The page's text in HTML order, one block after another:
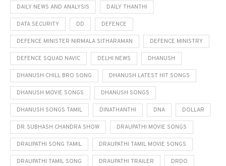
DAILY NEWS AND ANALYSIS DAILY THANTHI
DATA SECURITY DD DEFENCE
DEFENCE MINISTER NIRMALA SITHARAMAN DEFENCE MINISTRY
DEFENCE SQUAD NAVIC DELHI NEWS DHANUSH
DHANUSH CHILL BRO SONG DHANUSH LATEST HIT SONGS
DHANUSH MOVIE SONGS DHANUSH SONGS
DHANUSH SONGS TAMIL DINATHANTHI DNA DOLLAR
DR. SUBHASH CHANDRA SHOW DRAUPATHI MOVIE SONGS
DRAUPATHI SONG TAMIL DRAUPATHI TAMIL MOVIE SONGS
DRAUPATHI TAMIL SONG DRAUPATHI TRAILER DRDO